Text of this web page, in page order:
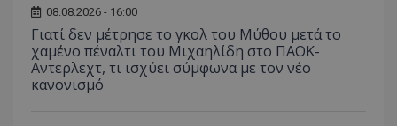
08.08.2026 - 16:00
Γιατί δεν μέτρησε το γκολ του Μύθου μετά το
χαμένο πέναλτι του Μιχαηλίδη στο ΠΑΟΚ-
Αντερλεχτ, τι ισχύει σύμφωνα με τον νέο
κανονισμό